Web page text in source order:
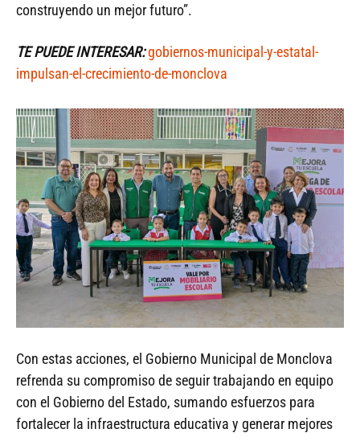
construyendo un mejor futuro”.
TE PUEDE INTERESAR:gobiernos-municipal-y-estatal-
impulsan-el-crecimiento-de-monclova
Con estas acciones, el Gobierno Municipal de Monclova
refrenda su compromiso de seguir trabajando en equipo
con el Gobierno del Estado, sumando esfuerzos para
fortalecer la infraestructura educativa y generar mejores